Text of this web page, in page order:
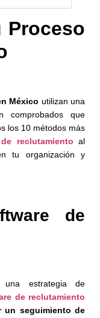
Proceso
México utilizan una
comprobados que
los 10 métodos más
reclutamiento al
tu organización y
de
una estrategia de
de reclutamiento
un seguimiento de